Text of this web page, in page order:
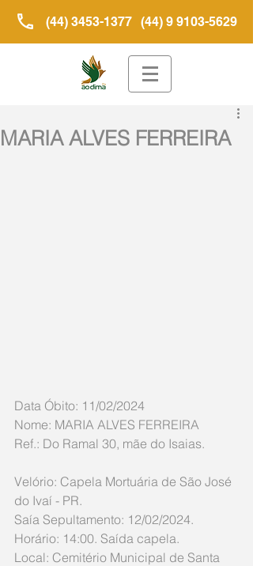
(44) 3453-1377 (44) 9 9103-5629
MARIA ALVES FERREIRA
Data Óbito: 11/02/2024
Nome: MARIA ALVES FERREIRA
Ref.: Do Ramal 30, mãe do Isaias.
Velório: Capela Mortuária de São José
do Ivaí - PR.
Saía Sepultamento: 12/02/2024.
Horário: 14:00. Saída capela.
Local: Cemitério Municipal de Santa